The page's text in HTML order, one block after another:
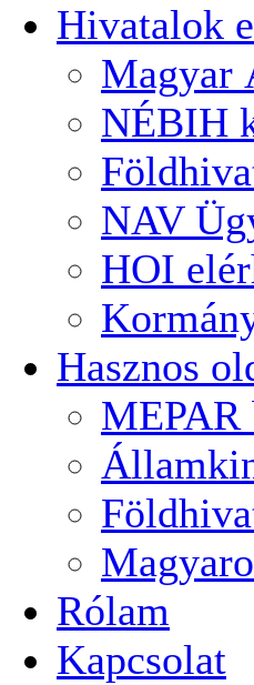
Hivatalok
Magyar
NÉBIH
NAV
HOI
Hasznos
MEPAR
Rólam
Kapcsolat